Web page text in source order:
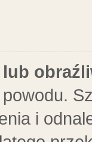
lub
i